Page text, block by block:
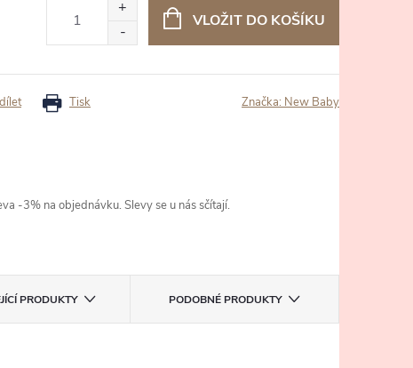
VLOŽIT DO KOŠÍKU
Tisk Značka: New Baby
-3% na objednávku. Slevy se u nás sčítají.
PRODUKTY PODOBNÉ PRODUKTY